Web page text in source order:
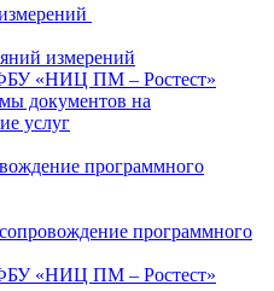
измерений
«НИЦ ПМ – Ростест»
документов на
услуг
программного
программного
«НИЦ ПМ – Ростест»